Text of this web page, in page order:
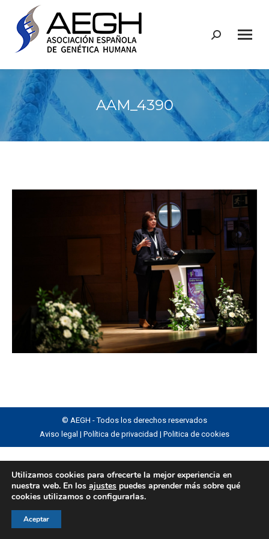
Buscar:
AAM_4390
© AEGH - Todos los derechos reservados
Aviso legal | Política de privacidad | Politica de cookies
Utilizamos cookies para ofrecerte la mejor experiencia en
nuestra web. En los ajustes puedes aprender más sobre qué
cookies utilizamos o configurarlas.
Aceptar